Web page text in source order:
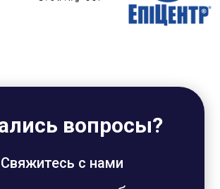
вопросы?
Свяжитесь с нами